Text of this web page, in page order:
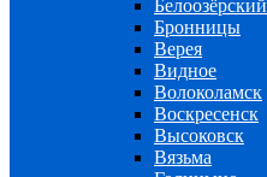
Белоозёрский
Бронницы
Верея
Видное
Волоколамск
Воскресенск
Высоковск
Вязьма